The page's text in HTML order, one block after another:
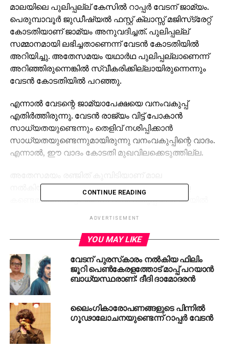
മാലയിലെ പുലിപ്പല്ല് കേസില്‍ റാപ്പര്‍ വേടന് ജാമ്യം.
പെരുമ്പാവൂര്‍ ജുഡീഷ്യല്‍ ഫസ്റ്റ് ക്ലാസ്സ് മജിസ്‌ട്രേറ്റ്
കോടതിയാണ് ജാമ്യം അനുവദിച്ചത്. പുലിപ്പല്ല്
സമ്മാനമായി ലഭിച്ചതാണെന്ന് വേടന്‍ കോടതിയില്‍
അറിയിച്ചു. അതേസമയം യഥാര്‍ഥ പുലിപ്പല്ലാണെന്ന്
അറിഞ്ഞിരുന്നെങ്കില്‍ സ്വീകരിക്കില്ലായിരുന്നെന്നും
വേടന്‍ കോടതിയില്‍ പറഞ്ഞു.
എന്നാല്‍ വേടന്റെ ജാമ്യാപേക്ഷയെ വനംവകുപ്പ്
എതിര്‍ത്തിരുന്നു. വേടന്‍ രാജ്യം വിട്ട് പോകാന്‍
സാധ്യതയുണ്ടെന്നും തെളിവ് നശിപ്പിക്കാന്‍
സാധ്യതയുണ്ടെന്നുമായിരുന്നു വനംവകുപ്പിന്റെ വാദം.
എന്നാല്‍, ഈ വാദം കോടതി മുഖവിലക്കെടുത്തില്ല.
നല്‍കിയതെന്ന് വേടന്‍ പറഞ്ഞെങ്കിലും അയാളെ
കണ്ടെത്താനായിട്ടില്ലെന്ന് വനം വകുപ്പ് കോടതിയില്‍
പുലിപ്പല്ല് അണിഞ്ഞതിന് വേടനെതിരെ
ജാമ്യമില്ലാകുറ്റം ചുമത്തിയാണ് വനം വകുപ്പ്
കേസെടുത്തിരുന്നത്. പുലിപ്പല്ല് കൈവശം വെക്കുന്നത്
ഇന്ത്യയില്‍ ജാമ്യമില്ലാ കുറ്റമാണ്. വിദേശത്തു നിന്ന്
എത്തിക്കുന്നതും കുറ്റകരമാണ്. കുറ്റം തെളിഞ്ഞാല്‍
മൂന്നു മുതല്‍ ഏഴു വര്‍ഷം വരെ തടവും 10,000 രൂപ
പിഴയും ശിക്ഷ ലഭിക്കും.
CONTINUE READING
ADVERTISEMENT
YOU MAY LIKE
വേടന് പുരസ്‌കാരം നല്‍കിയ ഫിലിം
ജൂറി പെണ്‍കേരളത്തോട് മാപ്പ് പറയാന്‍
ബാധ്യസ്ഥരാണ്: ദീദി ദാമോദരന്‍
ലൈംഗികാരോപണങ്ങളുടെ പിന്നില്‍
ഗൂഢാലോചനയുണ്ടെന്ന് റാപ്പര്‍ വേടന്‍